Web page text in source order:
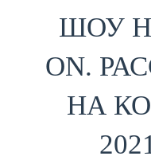
ШОУ
ON.
НА